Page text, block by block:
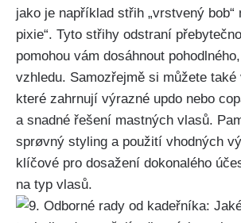
⁣jako je například střih „vrstvený bob“‌
pixie“. Tyto ⁤střihy odstraní
pomohou vám ‌dosáhnout
vzhledu. ⁤Samozřejmě​ si⁤ můžete také
⁤které zahrnují výrazné updo nebo
a ⁣snadné řešení mastných vlasů.
sprøvný styling a použití vhodných
klíčové pro ​dosažení⁣ dokonalého⁢
na‌ typ vlasů.